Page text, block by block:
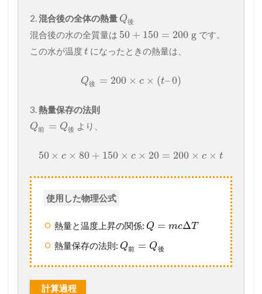
2.混合後の全体の熱量 Q後
混合後の水の全質量は 50 + 150 = 200g です。
この水が温度t になったときの熱量は、
Q後 = 200 × c × (t–0)
3.熱量保存の法則
Q前 = Q後 より、
50 × c × 80 + 150 × c × 20 = 200 × c × t
使用した物理公式
熱量と温度上昇の関係: Q = mcΔT
熱量保存の法則: Q前 = Q後
計算過程